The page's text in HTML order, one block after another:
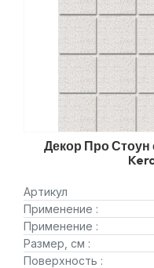
Декор Про
Артикул
Применение :
Применение :
Размер, см :
Поверхность :